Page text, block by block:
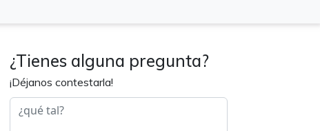
¿Tienes alguna pregunta?
¡Déjanos contestarla!